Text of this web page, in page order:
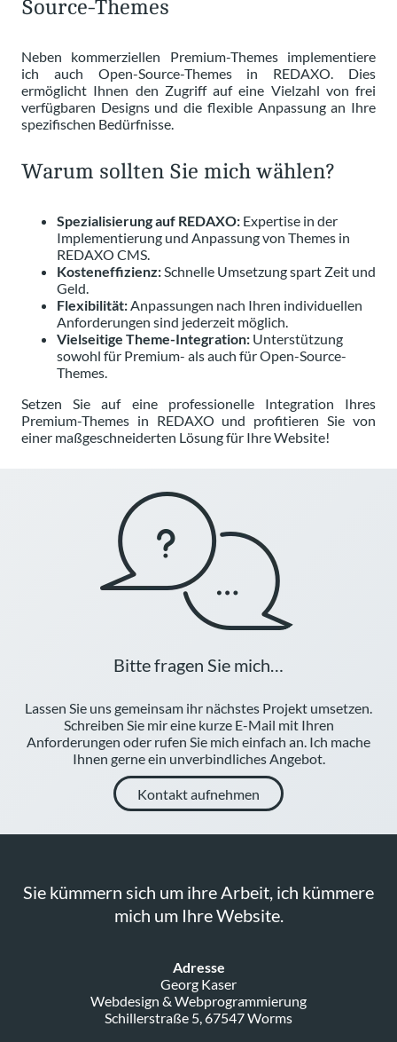
Source-Themes
Neben kommerziellen Premium-Themes implementiere
ich auch Open-Source-Themes in REDAXO. Dies
ermöglicht Ihnen den Zugriff auf eine Vielzahl von frei
verfügbaren Designs und die flexible Anpassung an Ihre
spezifischen Bedürfnisse.
Warum sollten Sie mich wählen?
Spezialisierung auf REDAXO: Expertise in der
Implementierung und Anpassung von Themes in
REDAXO CMS.
Kosteneffizienz:Schnelle Umsetzung spart Zeit und
Geld.
Flexibilität:Anpassungen nach Ihren individuellen
Anforderungen sind jederzeit möglich.
Vielseitige Theme-Integration: Unterstützung
sowohl für Premium- als auch für Open-Source-
Themes.
Setzen Sie auf eine professionelle Integration Ihres
Premium-Themes in REDAXO und profitieren Sie von
einer maßgeschneiderten Lösung für Ihre Website!
Bitte fragen Sie mich…
Lassen Sie uns gemeinsam ihr nächstes Projekt umsetzen.
Schreiben Sie mir eine kurze E-Mail mit Ihren
Anforderungen oder rufen Sie mich einfach an. Ich mache
Ihnen gerne ein unverbindliches Angebot.
Kontakt aufnehmen
Sie kümmern sich um ihre Arbeit, ich kümmere
mich um Ihre Website.
Adresse
Georg Kaser
Webdesign & Webprogrammierung
Schillerstraße 5, 67547 Worms